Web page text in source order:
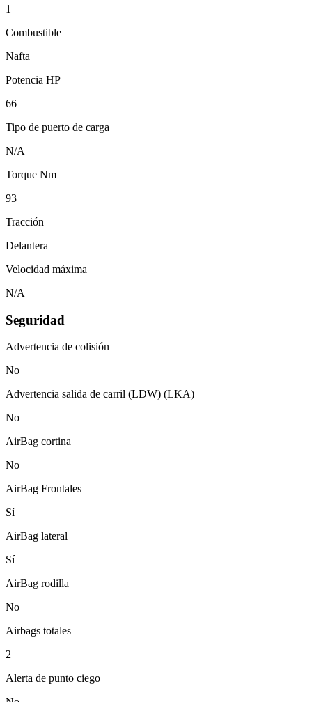
1
Combustible
Nafta
Potencia HP
66
Tipo de puerto de carga
N/A
Torque Nm
93
Tracción
Delantera
Velocidad máxima
N/A
Seguridad
Advertencia de colisión
No
Advertencia salida de carril (LDW) (LKA)
No
AirBag cortina
No
AirBag Frontales
Sí
AirBag lateral
Sí
AirBag rodilla
No
Airbags totales
2
Alerta de punto ciego